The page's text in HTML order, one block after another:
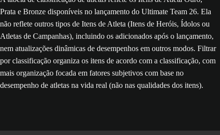
Prata e Bronze disponíveis no lançamento do Ultimate Team 26. Ela
não reflete outros tipos de Itens de Atleta (Itens de Heróis, Ídolos ou
Atletas de Campanhas), incluindo os adicionados após o lançamento,
nem atualizações dinâmicas de desempenhos em outros modos. Filtrar
por classificação organiza os itens de acordo com a classificação, com
mais organização focada em fatores subjetivos com base no
desempenho de atletas na vida real (não nas qualidades dos itens).